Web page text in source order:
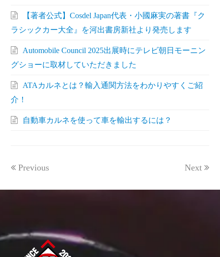
【著者公式】Cosdel Japan代表・小國麻実の著書『ク
ラシックカー大全』を河出書房新社より発売します
Automobile Council 2025出展時にテレビ朝日モーニン
グショーに取材していただきました
ATAカルネとは？輸入通関方法をわかりやすくご紹
介！
自動車カルネを使って車を輸出するには？
Previous Next